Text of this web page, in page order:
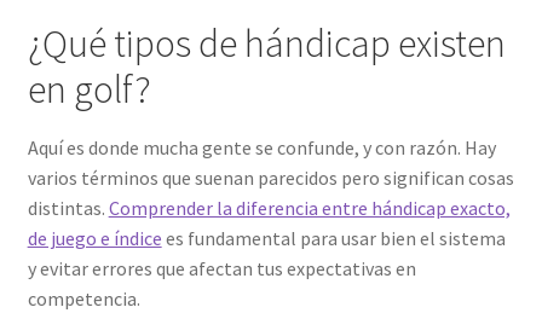
¿Qué tipos de hándicap existen
en golf?
Aquí es donde mucha gente se confunde, y con razón. Hay
varios términos que suenan parecidos pero significan cosas
distintas. Comprender la diferencia entre hándicap exacto,
de juego e índice es fundamental para usar bien el sistema
y evitar errores que afectan tus expectativas en
competencia.